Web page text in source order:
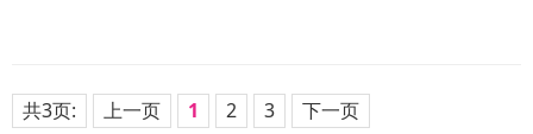
共3页: 上一页 1 2 3 下一页